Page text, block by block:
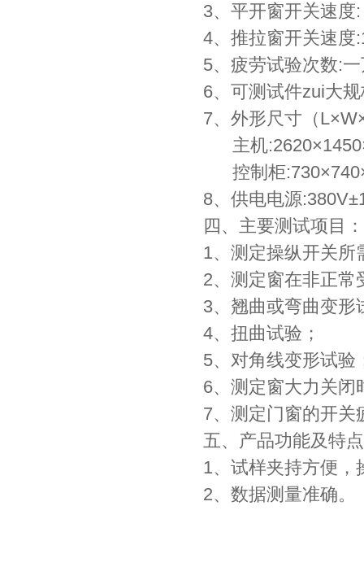
3、平开窗开关速度
4、推拉窗开关速度
5、疲劳试验次数:
6、可测试件zui大
7、外形尺寸（
主机
控制柜
8、供电电源
四、主要测试项目：
1、测定操纵开关所
2、测定窗在非正常
3、翘曲或弯曲变形
4、扭曲试验；
5、对角线变形试验
6、测定窗大力关闭
7、测定门窗的开关
五、产品功能及特
1、试样夹持方便，
2、数据测量准确。